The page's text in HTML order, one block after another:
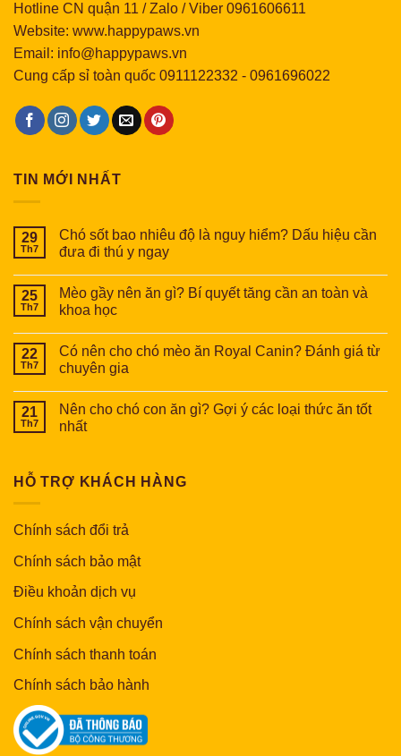
Hotline CN quận 11 / Zalo / Viber 0961606611
Website: www.happypaws.vn
Email: info@happypaws.vn
Cung cấp sỉ toàn quốc 0911122332 - 0961696022
TIN MỚI NHẤT
29
Th7
Chó sốt bao nhiêu độ là nguy hiểm? Dấu hiệu cần
đưa đi thú y ngay
25
Th7
Mèo gầy nên ăn gì? Bí quyết tăng cần an toàn và
khoa học
22
Th7
Có nên cho chó mèo ăn Royal Canin? Đánh giá từ
chuyên gia
21
Th7
Nên cho chó con ăn gì? Gợi ý các loại thức ăn tốt
nhất
HỖ TRỢ KHÁCH HÀNG
Chính sách đổi trả
Chính sách bảo mật
Điều khoản dịch vụ
Chính sách vận chuyển
Chính sách thanh toán
Chính sách bảo hành